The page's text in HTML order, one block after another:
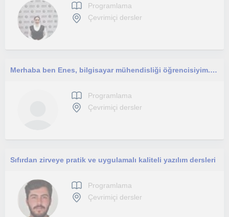
Programlama
Çevrimiçi dersler
Merhaba ben Enes, bilgisayar mühendisliği öğrencisiyim. Her yaşa uygun programalama eğitimi verebilirim.
Programlama
Çevrimiçi dersler
Sıfırdan zirveye pratik ve uygulamalı kaliteli yazılım dersleri
Programlama
Çevrimiçi dersler